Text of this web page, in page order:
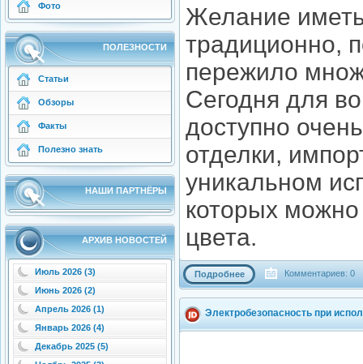
Фото
ПОЛЕЗНОСТИ
Статьи
Обзоры
Факты
Полезно знать
НАШИ ПАРТНЁРЫ
АРХИВ НОВОСТЕЙ
Июль 2026 (3)
Июнь 2026 (2)
Апрель 2026 (1)
Январь 2026 (4)
Декабрь 2025 (5)
Желание
традиционно,
пережило
Сегодня для
доступно
отделки,
уникальном
которых можно
цвета.
Подробнее Комментариев: 0
Электробезопасность при